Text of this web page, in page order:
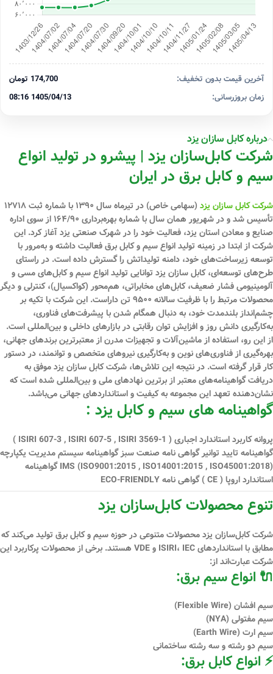
آخرین قیمت بدون تخفیف:
174,700 تومان
زمان بروزرسانی:
1405/04/13 08:16
درباره کابل سازان یزد
شرکت کابل‌سازان یزد | پیشرو در تولید انواع
سیم و کابل برق در ایران
شرکت کابل سازان یزد
(سهامی خاص) در تیرماه سال ۱۳۹۰ با شماره ثبت ۱۲۷۱۸
تأسیس شد و در شهریور همان سال با شماره بهره‌برداری ۱۶۴/۹۰ از سوی اداره
صنایع و معادن استان یزد، فعالیت خود را در شهرک صنعتی یزد آغاز کرد. این
شرکت از ابتدا در زمینه تولید انواع سیم و کابل برق فعالیت داشته و به‌مرور با
توسعه زیرساخت‌های خود، دامنه تولیداتش را گسترش داده است. در راستای
طرح‌های توسعه‌ای، کابل سازان یزد توانایی تولید انواع سیم و کابل‌های مسی و
آلومینیومی فشار ضعیف، کابل‌های مخابراتی، هم‌محور (کواکسیال)، کنترلی و دیگر
محصولات مرتبط را با ظرفیت سالانه ۹۵۰۰ تن داراست. این شرکت با تکیه بر
چشم‌انداز بلندمدت خود، به دنبال همگام شدن با پیشرفت‌های فناوری،
به‌کارگیری دانش روز و افزایش توان رقابتی در بازارهای داخلی و بین‌المللی است.
از این رو، استفاده از ماشین‌آلات و تجهیزات مدرن از معتبرترین برندهای جهانی،
بهره‌گیری از فناوری‌های نوین و به‌کارگیری نیروهای متخصص و توانمند، در دستور
کار قرار گرفته است. در نتیجه این تلاش‌ها، شرکت کابل سازان یزد موفق به
دریافت گواهینامه‌های معتبر از برترین نهادهای ملی و بین‌المللی شده است که
نشان‌دهنده تعهد این مجموعه به کیفیت و استانداردهای جهانی می‌باشد.
گواهینامه های سیم و کابل یزد :
پروانه کاربرد استاندارد اجباری ( ISIRI 607-3 , ISIRI 607-5 , ISIRI 3569-1 )
گواهینامه تایید توانیر گواهی نامه صنعت سبز گواهینامه سیستم مدیریت یكپارچه
IMS (ISO9001:2015 , ISO14001:2015 , ISO45001:2018) گواهینامه
استاندارد اروپا ( CE ) گواهی نامه ECO-FRIENDLY
تنوع محصولات کابل‌سازان یزد
شرکت کابل‌سازان یزد محصولات متنوعی در حوزه سیم و کابل برق تولید می‌کند که
مطابق با استانداردهایISIRI، IEC و VDE
هستند. برخی از محصولات پرکاربرد این
شرکت عبارت‌اند از:
🔌 انواع سیم برق:
سیم افشان (Flexible Wire)
سیم مفتولی (NYA)
سیم ارت (Earth Wire)
سیم دو رشته و سه رشته ساختمانی
⚡ انواع کابل برق: